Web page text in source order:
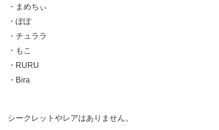
・まめちぃ
・ぽぽ
・チュララ
・もこ
・RURU
・Bira
シークレットやレアはありません。